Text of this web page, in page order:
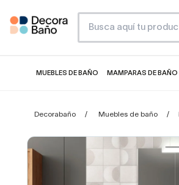
MUEBLES DE BAÑO MAMPARAS DE BAÑO
Decorabaño Muebles de baño